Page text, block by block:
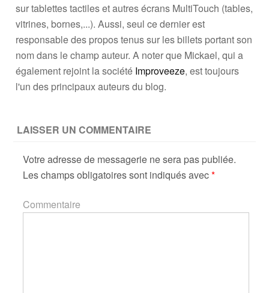
sur tablettes tactiles et autres écrans MultiTouch (tables,
vitrines, bornes,...). Aussi, seul ce dernier est
responsable des propos tenus sur les billets portant son
nom dans le champ auteur. A noter que Mickael, qui a
également rejoint la société Improveeze, est toujours
l'un des principaux auteurs du blog.
LAISSER UN COMMENTAIRE
Votre adresse de messagerie ne sera pas publiée.
Les champs obligatoires sont indiqués avec*
Commentaire